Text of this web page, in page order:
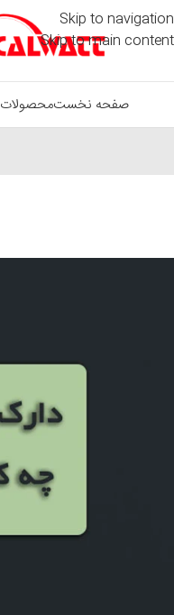
Skip to navigation
Skip to main content
صفحه نخستمحصولات